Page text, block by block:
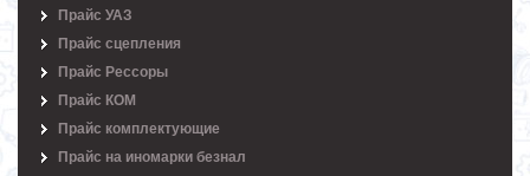
Прайс УАЗ
Прайс сцепления
Прайс Рессоры
Прайс КОМ
Прайс комплектующие
Прайс на иномарки безнал